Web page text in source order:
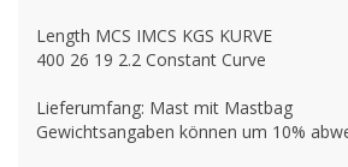
Length MCS IMCS KGS KURVE
400 26 19 2.2 Constant Curve
Lieferumfang: Mast mit Mastbag
Gewichtsangaben können um 10%